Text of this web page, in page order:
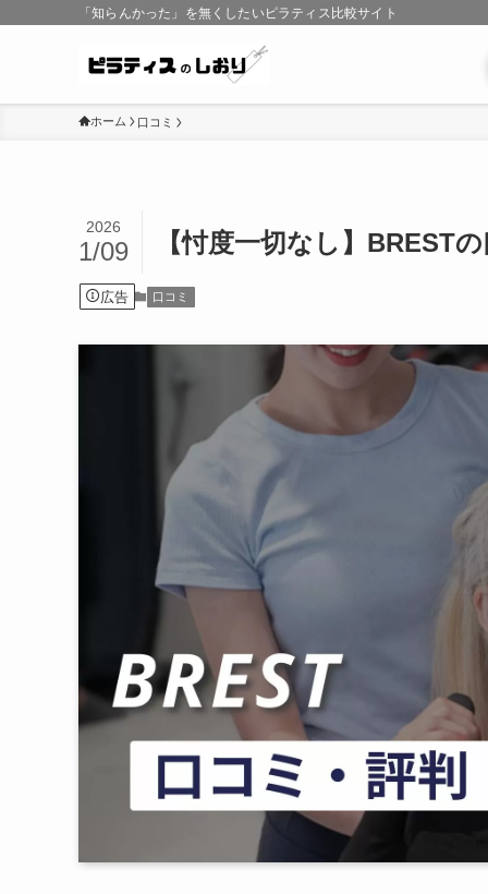
「知らんかった」を無くしたいピラティス比較サイト
ホーム 口コミ
【忖度一切なし】BREST
2026
1/09
広告 口コミ